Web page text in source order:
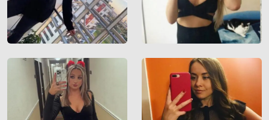
Zugriffsgerät spezifische, auf das Gerät
bezogene Informationen zu speichern.
Seien Sie vorsichtig, wenn Sie über diese
Website mit Fremden kommunizieren. Sie
wissen schließlich nie, ob diese gute oder
schlechte Absichten hegen. Verwenden Sie
auf der Website daher nie Ihren Nachnamen,
E-Mail-Adresse, Wohn- oder Arbeitsanschrift,